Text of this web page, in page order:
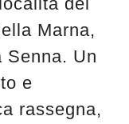
Marna,
Senna. Un
e
rassegna,